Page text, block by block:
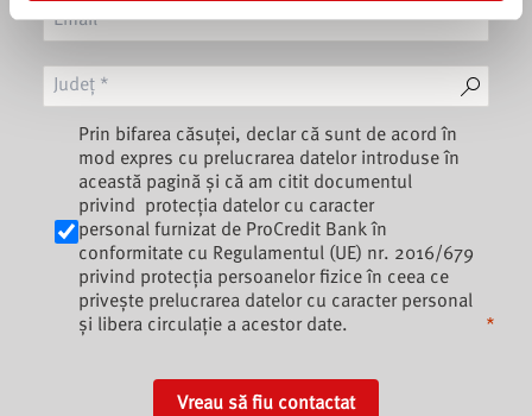
Prin bifarea căsuței, declar că sunt de acord în
mod expres cu prelucrarea datelor introduse în
această pagină și că am citit documentul
privind
protecția datelor cu caracter
personal furnizat de ProCredit Bank în
conformitate cu Regulamentul (UE) nr. 2016/679
privind protecția persoanelor fizice în ceea ce
privește prelucrarea datelor cu caracter personal
și libera circulație a acestor date.
Vreau să fiu contactat